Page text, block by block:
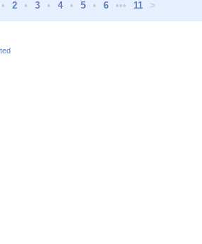
• 2 • 3 • 4 • 5 • 6 ••• 11 >